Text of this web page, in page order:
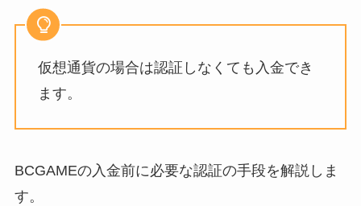
仮想通貨の場合は認証しなくても入金でき
ます。
BCGAMEの入金前に必要な認証の手段を解説しま
す。